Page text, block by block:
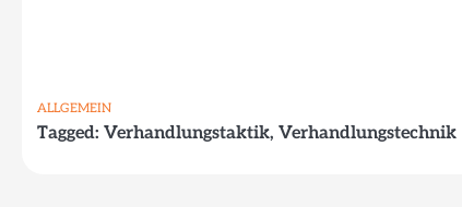
ALLGEMEIN
Tagged: Verhandlungstaktik, Verhandlungstechnik